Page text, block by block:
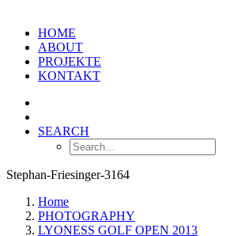
HOME
ABOUT
PROJEKTE
KONTAKT
SEARCH
Stephan-Friesinger-3164
Home
PHOTOGRAPHY
LYONESS GOLF OPEN 2013